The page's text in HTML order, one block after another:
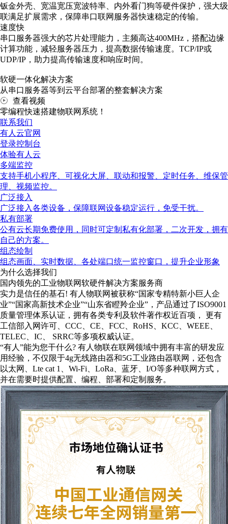
钣金外壳、宽温宽压宽波特率、内外看门狗等硬件保护，强大级
联满足扩展需求，保障串口联网服务器快速稳定的传输。
速度快
串口服务器强大的芯片处理能力，主频高达400MHz，搭配边缘
计算功能，减轻服务器压力，提高数据传输速度。TCP/IP或
UDP/IP，助力提高传输速度和响应时间。
软硬一体化解决方案
从串口服务器等到云平台部署的整套解决方案
查看视频
零编程快速搭建物联网系统！
联系我们
有人云官网
登录控制台
体验有人云
多端监控
支持手机小程序、可视化大屏、联动和报警、定时任务、维保管
理、视频监控。
广泛接入
广泛接入各类设备，保障联网设备稳定运行，免受干扰。
私有部署
公有云长期免费使用，同时可定制私有化部署，二次开发，拥有
自己的方案。
组态绘制
组态画面、实时数据、各处端口统一监控窗口，提升企业形象
为什么选择我们
国内领先的工业物联网软硬件解决方案服务商
实力是信任的基石! 有人物联网被获称“国家专精特新小巨人企
业”“国家高新技术企业”“山东省瞪羚企业”，产品通过了ISO9001
质量管理体系认证，拥有各类专利及软件著作权近百项， 更有
工信部入网许可、CCC、CE、FCC、RoHS、KCC、WEEE、
TELEC、IC、 SRRC等多项权威认证。
“有人”能为您干什么? 有人物联在联网领域中拥有丰富的研发应
用经验，不仅限于4g无线路由器和5G工业路由器联网，还包含
以太网、Lte cat 1、Wi-Fi、LoRa、蓝牙、I/O等多种联网方式，
并在需要时提供配置、编程、部署和定制服务。